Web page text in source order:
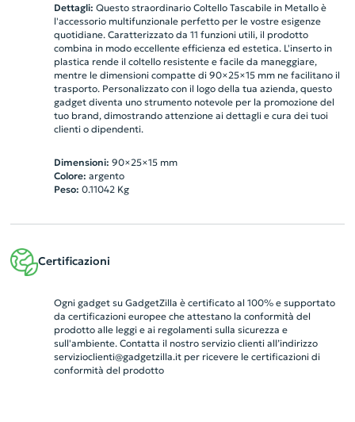
Dettagli: Questo straordinario Coltello Tascabile in Metallo è
l'accessorio multifunzionale perfetto per le vostre esigenze
quotidiane. Caratterizzato da 11 funzioni utili, il prodotto
combina in modo eccellente efficienza ed estetica. L'inserto in
plastica rende il coltello resistente e facile da maneggiare,
mentre le dimensioni compatte di 90×25×15 mm ne facilitano il
trasporto. Personalizzato con il logo della tua azienda, questo
gadget diventa uno strumento notevole per la promozione del
tuo brand, dimostrando attenzione ai dettagli e cura dei tuoi
clienti o dipendenti.
Dimensioni: 90×25×15 mm
Colore: argento
Peso: 0.11042 Kg
Certificazioni
Ogni gadget su GadgetZilla è certificato al 100% e supportato
da certificazioni europee che attestano la conformità del
prodotto alle leggi e ai regolamenti sulla sicurezza e
sull'ambiente. Contatta il nostro servizio clienti all’indirizzo
servizioclienti@gadgetzilla.itper ricevere le certificazioni di
conformità del prodotto